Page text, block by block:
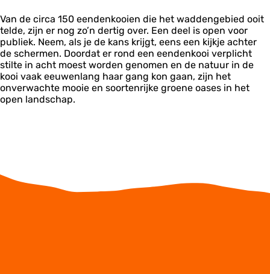
Van de circa 150 eendenkooien die het waddengebied ooit
telde, zijn er nog zo’n dertig over. Een deel is open voor
publiek. Neem, als je de kans krijgt, eens een kijkje achter
de schermen. Doordat er rond een eendenkooi verplicht
stilte in acht moest worden genomen en de natuur in de
kooi vaak eeuwenlang haar gang kon gaan, zijn het
onverwachte mooie en soortenrijke groene oases in het
open landschap.